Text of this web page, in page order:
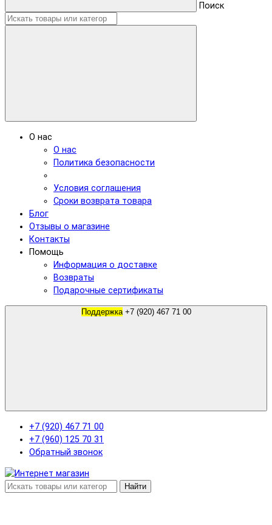
Поиск
О нас
О нас
Политика безопасности
Условия соглашения
Сроки возврата товара
Блог
Отзывы о магазине
Контакты
Помощь
Информация о доставке
Возвраты
Подарочные сертификаты
Поддержка +7 (920) 467 71 00
+7 (920) 467 71 00
+7 (960) 125 70 31
Обратный звонок
Найти